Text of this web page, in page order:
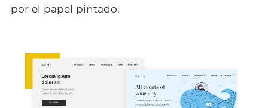
por el papel pintado.